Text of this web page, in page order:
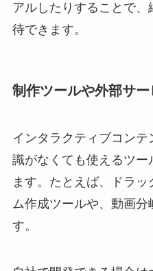
アルしたりすることで
待できます。
制作ツールや外部サ
インタラクティブコン
識がなくても使えるツ
ます。たとえば、ドラ
ム作成ツールや、動画
す。